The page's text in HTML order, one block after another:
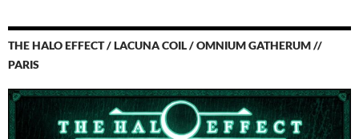
THE HALO EFFECT / LACUNA COIL / OMNIUM GATHERUM //
PARIS